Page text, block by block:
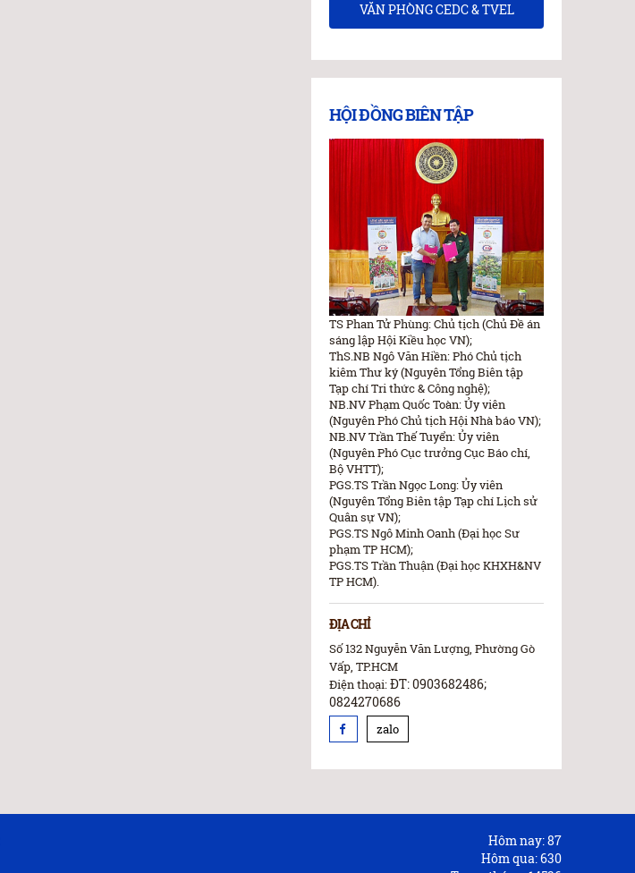
VĂN PHÒNG CEDC & TVEL
HỘI ĐỒNG BIÊN TẬP
TS Phan Tử Phùng: Chủ tịch (Chủ Đề án
sáng lập Hội Kiều học VN);
ThS.NB Ngô Văn Hiền: Phó Chủ tịch
kiêm Thư ký (Nguyên Tổng Biên tập
Tạp chí Tri thức & Công nghệ);
NB.NV Phạm Quốc Toàn: Ủy viên
(Nguyên Phó Chủ tịch Hội Nhà báo VN);
NB.NV Trần Thế Tuyển: Ủy viên
(Nguyên Phó Cục trưởng Cục Báo chí,
Bộ VHTT);
PGS.TS Trần Ngọc Long: Ủy viên
(Nguyên Tổng Biên tập Tạp chí Lịch sử
Quân sự VN);
PGS.TS Ngô Minh Oanh (Đại học Sư
phạm TP HCM);
PGS.TS Trần Thuận (Đại học KHXH&NV
TP HCM).
ĐỊA CHỈ
Số 132 Nguyễn Văn Lượng, Phường Gò
Vấp, TP.HCM
Điện thoại:ĐT: 0903682486;
0824270686
zalo
Hôm nay:87
Hôm qua:630